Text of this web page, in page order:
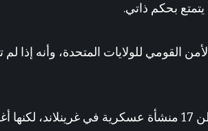
بحكم ذاتي.
القومي للولايات المتحدة، وأنه إذا لم
، كان لدى واشنطن 17 منشأة عسكرية في غرينلاند،